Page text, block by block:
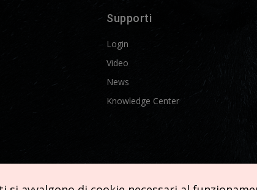
Supporti
Login
Video
News
Knowledge Center